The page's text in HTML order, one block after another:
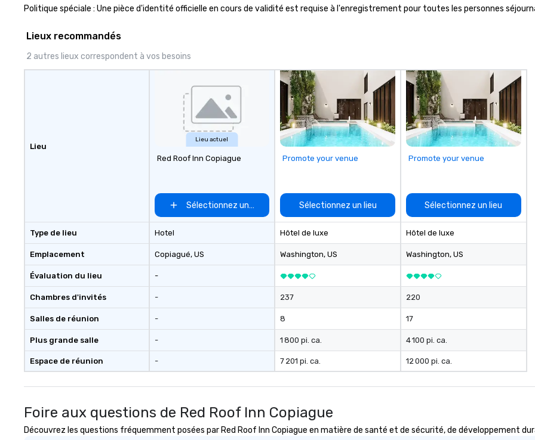
Politique spéciale : Une pièce d'identité officielle en cours de validité est requise à l'enregistrement pour toutes les personnes
Lieux recommandés
2 autres lieux correspondent à vos besoins
Lieu
Type de lieu
Emplacement
Évaluation du lieu
Chambres d'invités
Salles de réunion
Plus grande salle
Espace de réunion
Lieu actuel
Red Roof Inn Copiague
Sélectionnez un lieu
Hotel
Copiagué, US
-
-
-
-
-
Promote your venue
Sélectionnez un lieu
Hôtel de luxe
Washington, US
237
8
1 800 pi. ca.
7 201 pi. ca.
Promote your venue
Sélectionnez un lieu
Hôtel de luxe
Washington, US
220
17
4 100 pi. ca.
12 000 pi. ca.
Foire aux questions de Red Roof Inn Copiague
Découvrez les questions fréquemment posées par Red Roof Inn Copiague en matière de santé et de sécurité, de développement